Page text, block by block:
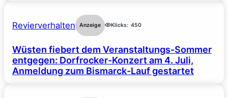
Revierverhalten Anzeige Klicks: 450
Wüsten fiebert dem Veranstaltungs-Sommer
entgegen: Dorfrocker-Konzert am 4. Juli,
Anmeldung zum Bismarck-Lauf gestartet